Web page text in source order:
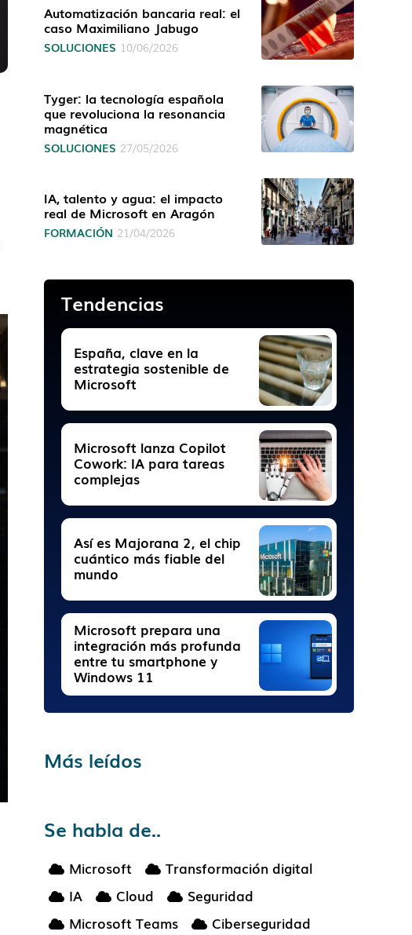
Automatización bancaria real: el
caso Maximiliano Jabugo
SOLUCIONES 10/06/2026
Tyger: la tecnología española
que revoluciona la resonancia
magnética
SOLUCIONES 27/05/2026
IA, talento y agua: el impacto
real de Microsoft en Aragón
FORMACIÓN 21/04/2026
Tendencias
España, clave en la
estrategia sostenible de
Microsoft
Microsoft lanza Copilot
Cowork: IA para tareas
complejas
Así es Majorana 2, el chip
cuántico más fiable del
mundo
Microsoft prepara una
integración más profunda
entre tu smartphone y
Windows 11
Más leídos
Se habla de..
Microsoft
Transformación digital
IA
Cloud
Seguridad
Microsoft Teams
Ciberseguridad